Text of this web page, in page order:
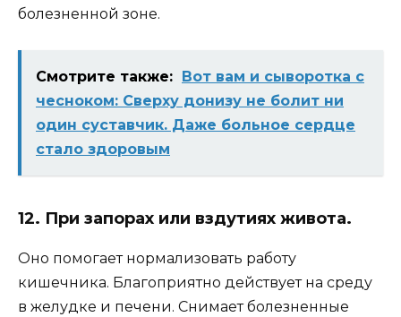
болезненной зоне.
Смотрите также:
Вот вам и сыворотка с
чесноком: Сверху донизу не болит ни
один суставчик. Даже больное сердце
стало здоровым
12. При запорах или вздутиях живота.
Оно помогает нормализовать работу
кишечника. Благоприятно действует на среду
в желудке и печени. Снимает болезненные